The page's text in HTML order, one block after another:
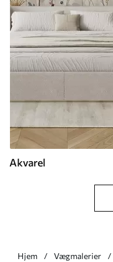
Akvarel
Hjem Vægmalerier